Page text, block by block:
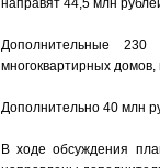
направят 44,5 млн
Дополнительные
многоквартирных
Дополнительно 40 млн
В ходе обсуждения